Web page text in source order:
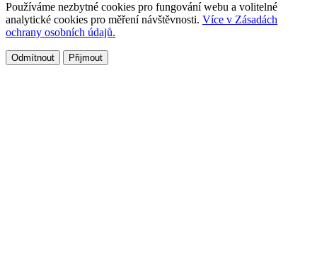
Používáme nezbytné cookies pro fungování webu a volitelné
analytické cookies pro měření návštěvnosti. Více v Zásadách
ochrany osobních údajů.
Odmítnout Přijmout